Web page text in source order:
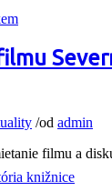
knižnice
/od admin
filmu a